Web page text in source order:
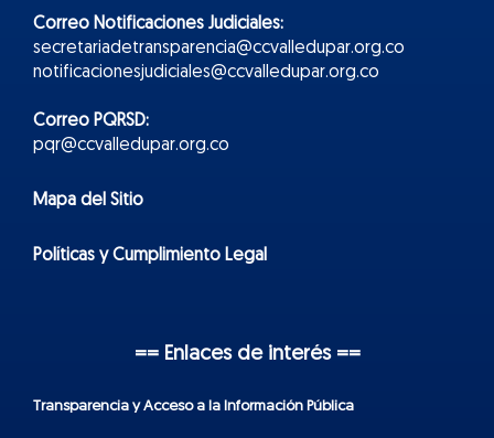
Correo Notificaciones Judiciales:
secretariadetransparencia@ccvalledupar.org.co
notificacionesjudiciales@ccvalledupar.org.co
Correo PQRSD:
pqr@ccvalledupar.org.co
Mapa del Sitio
Políticas y Cumplimiento Legal
== Enlaces de interés ==
Transparencia y Acceso a la Información Pública